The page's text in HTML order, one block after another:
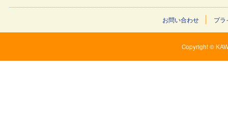
お問い合わせ プラ
Copyright ©